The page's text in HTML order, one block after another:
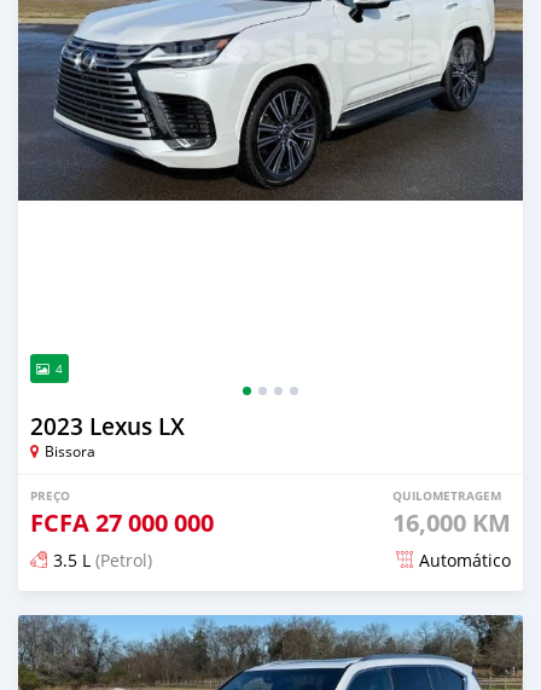
4
2023 Lexus LX
Bissora
PREÇO
FCFA27 000 000
QUILOMETRAGEM
16,000 KM
3.5 L (Petrol) Automático
Publicado 4 meses atrás